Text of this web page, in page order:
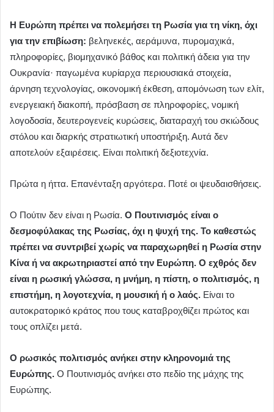
Η Ευρώπη πρέπει να πολεμήσει τη Ρωσία για τη νίκη, όχι
για την επιβίωση: βεληνεκές, αεράμυνα, πυρομαχικά,
πληροφορίες, βιομηχανικό βάθος και πολιτική άδεια για την
Ουκρανία· παγωμένα κυρίαρχα περιουσιακά στοιχεία,
άρνηση τεχνολογίας, οικονομική έκθεση, απομόνωση των ελίτ,
ενεργειακή διακοπή, πρόσβαση σε πληροφορίες, νομική
λογοδοσία, δευτερογενείς κυρώσεις, διαταραχή του σκιώδους
στόλου και διαρκής στρατιωτική υποστήριξη. Αυτά δεν
αποτελούν εξαιρέσεις. Είναι πολιτική δεξιοτεχνία.
Πρώτα η ήττα. Επανένταξη αργότερα. Ποτέ οι ψευδαισθήσεις.
Ο Πούτιν δεν είναι η Ρωσία. Ο Πουτινισμός είναι ο
δεσμοφύλακας της Ρωσίας, όχι η ψυχή της. Το καθεστώς
πρέπει να συντριβεί χωρίς να παραχωρηθεί η Ρωσία στην
Κίνα ή να ακρωτηριαστεί από την Ευρώπη. Ο εχθρός δεν
είναι η ρωσική γλώσσα, η μνήμη, η πίστη, ο πολιτισμός, η
επιστήμη, η λογοτεχνία, η μουσική ή ο λαός. Είναι το
αυτοκρατορικό κράτος που τους καταβροχθίζει πρώτος και
τους οπλίζει μετά.
Ο ρωσικός πολιτισμός ανήκει στην κληρονομιά της
Ευρώπης. Ο Πουτινισμός ανήκει στο πεδίο της μάχης της
Ευρώπης.